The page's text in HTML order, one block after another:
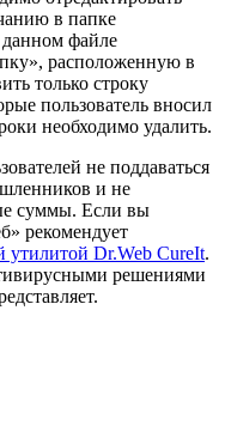
в папке
файле
расположенную в
только строку
пользователь вносил
необходимо удалить.
не поддаваться
и не
суммы. Если вы
рекомендует
утилитой Dr.Web CureIt.
решениями